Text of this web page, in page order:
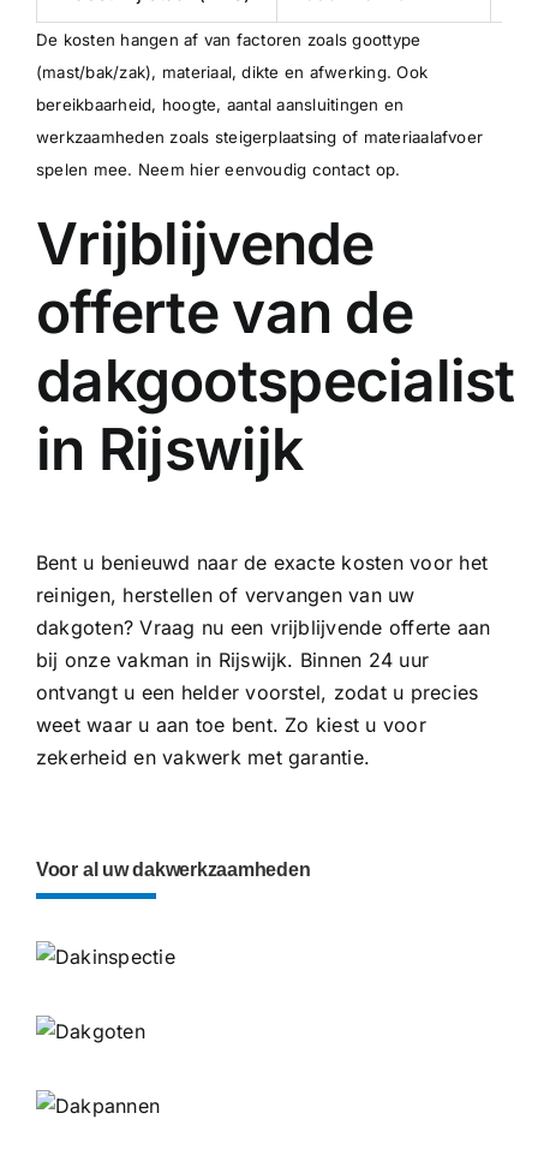
De kosten hangen af van factoren zoals goottype
(mast/bak/zak), materiaal, dikte en afwerking. Ook
bereikbaarheid, hoogte, aantal aansluitingen en
werkzaamheden zoals steigerplaatsing of materiaalafvoer
spelen mee. Neem hier eenvoudig contact op.
Vrijblijvende
offerte van de
dakgootspecialist
in Rijswijk
Bent u benieuwd naar de exacte kosten voor het
reinigen, herstellen of vervangen van uw
dakgoten? Vraag nu een vrijblijvende offerte aan
bij onze vakman in Rijswijk. Binnen 24 uur
ontvangt u een helder voorstel, zodat u precies
weet waar u aan toe bent. Zo kiest u voor
zekerheid en vakwerk met garantie.
Voor al uw dakwerkzaamheden